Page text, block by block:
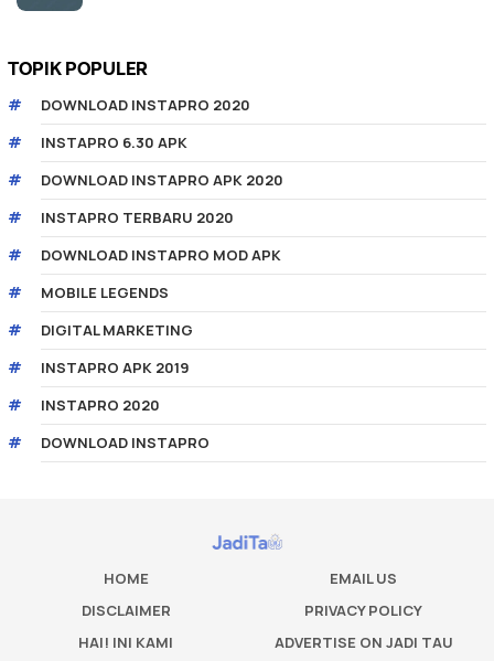
TOPIK POPULER
DOWNLOAD INSTAPRO 2020
INSTAPRO 6.30 APK
DOWNLOAD INSTAPRO APK 2020
INSTAPRO TERBARU 2020
DOWNLOAD INSTAPRO MOD APK
MOBILE LEGENDS
DIGITAL MARKETING
INSTAPRO APK 2019
INSTAPRO 2020
DOWNLOAD INSTAPRO
HOME
EMAIL US
DISCLAIMER
PRIVACY POLICY
HAI! INI KAMI
ADVERTISE ON JADI TAU